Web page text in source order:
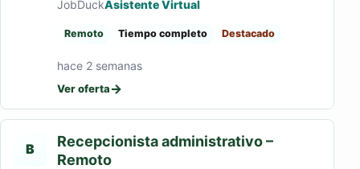
JobDuckAsistente Virtual
Remoto Tiempo completo Destacado
hace 2 semanas
Ver oferta→
B
Recepcionista administrativo –
Remoto